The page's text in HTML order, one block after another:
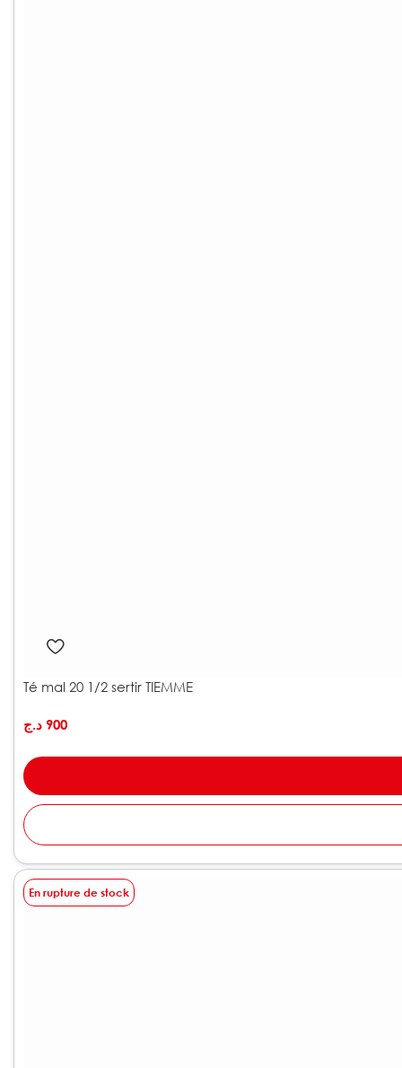
Té mal 20 1/2 sertir TIEMME
900 د.ج
En rupture de stock